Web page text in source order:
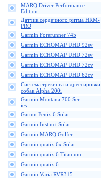
MARQ Driver Performance
Edition
Датчик сердечного ритма HRM-
PRO
Garmin Forerunner 745
Garmin ECHOMAP UHD 92sv
Garmin ECHOMAP UHD 72sv
Garmin ECHOMAP UHD 72cv
Garmin ECHOMAP UHD 62cv
Cистема трекинга и дрессировки
собак Alpha 200i
Garmin Montana 700 Ser
ies
Garmn Fenix 6 Solar
Garmin Instinct Solar
Garmin MARQ Golfer
Garmin quatix 6x Solar
Garmin quatix 6 Titanium
Garmin quatix 6
Garmin Varia RVR315